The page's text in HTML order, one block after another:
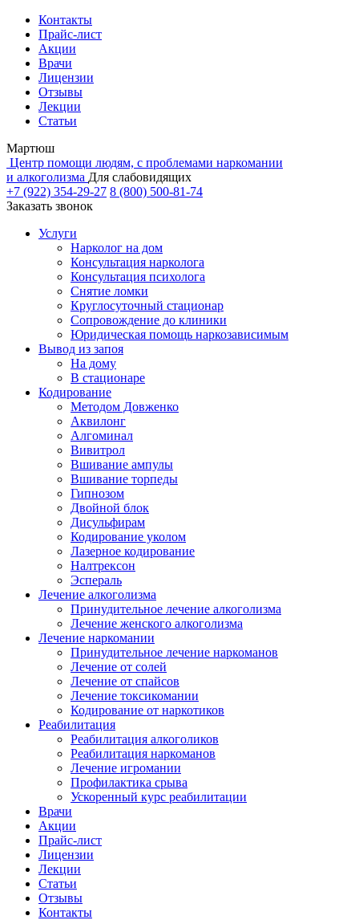
Контакты
Прайс-лист
Акции
Врачи
Лицензии
Отзывы
Лекции
Статьи
Мартюш
Центр помощи людям, с проблемами наркомании
и алкоголизма Для слабовидящих
+7 (922) 354-29-27 8 (800) 500-81-74
Заказать звонок
Услуги
Нарколог на дом
Консультация нарколога
Консультация психолога
Снятие ломки
Круглосуточный стационар
Сопровождение до клиники
Юридическая помощь наркозависимым
Вывод из запоя
На дому
В стационаре
Кодирование
Методом Довженко
Аквилонг
Алгоминал
Вивитрол
Вшивание ампулы
Вшивание торпеды
Гипнозом
Двойной блок
Дисульфирам
Кодирование уколом
Лазерное кодирование
Налтрексон
Эспераль
Лечение алкоголизма
Принудительное лечение алкоголизма
Лечение женского алкоголизма
Лечение наркомании
Принудительное лечение наркоманов
Лечение от солей
Лечение от спайсов
Лечение токсикомании
Кодирование от наркотиков
Реабилитация
Реабилитация алкоголиков
Реабилитация наркоманов
Лечение игромании
Профилактика срыва
Ускоренный курс реабилитации
Врачи
Акции
Прайс-лист
Лицензии
Лекции
Статьи
Отзывы
Контакты